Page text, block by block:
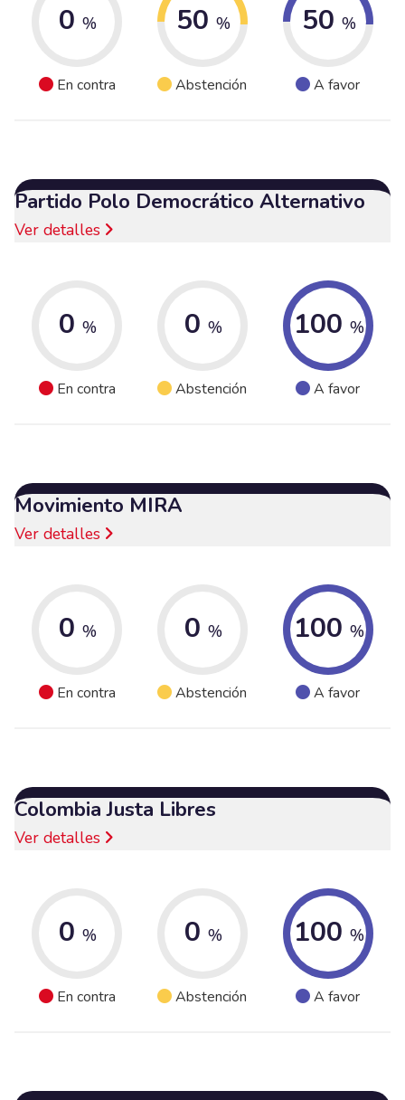
0 %
En contra
50 %
Abstención
50 %
A favor
Partido Polo Democrático Alternativo
Ver detalles
0 %
En contra
0 %
Abstención
100 %
A favor
Movimiento MIRA
Ver detalles
0 %
En contra
0 %
Abstención
100 %
A favor
Colombia Justa Libres
Ver detalles
0 %
En contra
0 %
Abstención
100 %
A favor